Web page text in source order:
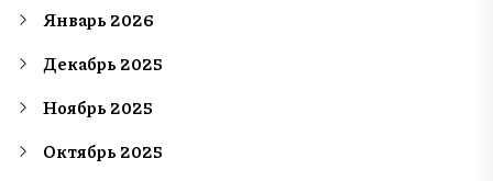
Январь 2026
Декабрь 2025
Ноябрь 2025
Октябрь 2025